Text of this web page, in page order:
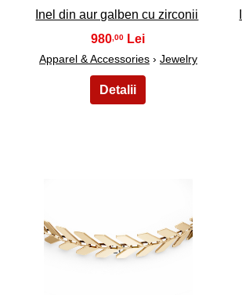
Inel din aur galben cu zirconii
980 ,00
Apparel & Accessories› Jewelry
28